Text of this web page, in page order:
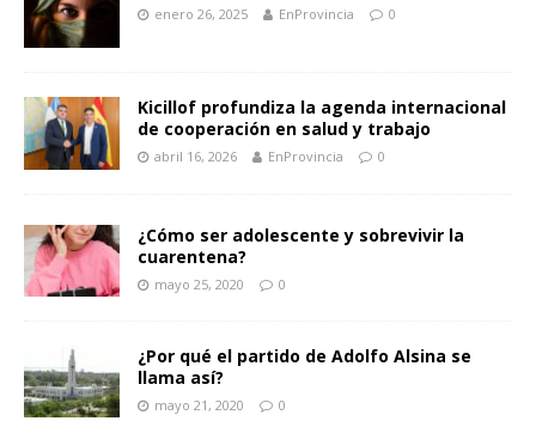
enero 26, 2025 EnProvincia 0
Kicillof profundiza la agenda internacional
de cooperación en salud y trabajo
abril 16, 2026 EnProvincia 0
¿Cómo ser adolescente y sobrevivir la
cuarentena?
mayo 25, 2020 0
¿Por qué el partido de Adolfo Alsina se
llama así?
mayo 21, 2020 0